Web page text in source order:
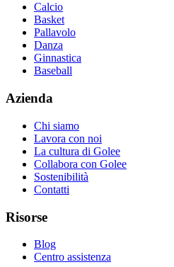
Calcio
Basket
Pallavolo
Danza
Ginnastica
Baseball
Azienda
Chi siamo
Lavora con noi
La cultura di Golee
Collabora con Golee
Sostenibilità
Contatti
Risorse
Blog
Centro assistenza